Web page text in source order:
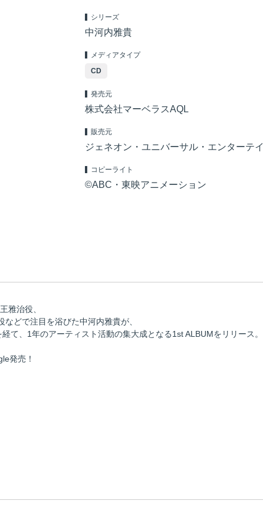
シリーズ
中河内雅貴
メディアタイプ
CD
発売元
株式会社マーベラスAQL
販売元
ジェネオン・ユニバーサル・エンターテ
コピーライト
©ABC・東映アニメーション
雅治役、
どで注目を浴びた中河内雅貴が、
て、1年のアーティスト活動の集大成となる1st ALBUMをリリース。
発売！